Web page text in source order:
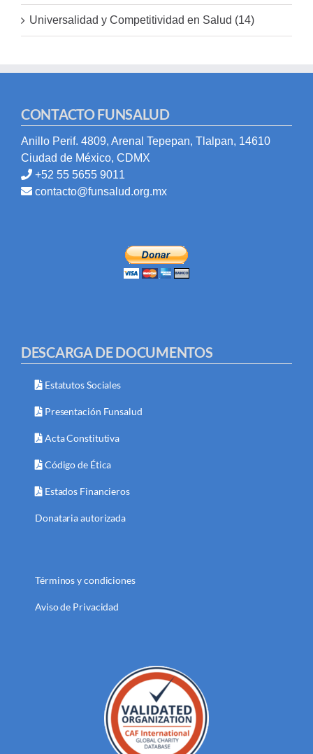
Universalidad y Competitividad en Salud (14)
CONTACTO FUNSALUD
Anillo Perif. 4809, Arenal Tepepan, Tlalpan, 14610
Ciudad de México, CDMX
+52 55 5655 9011
contacto@funsalud.org.mx
DESCARGA DE DOCUMENTOS
Estatutos Sociales
Presentación Funsalud
Acta Constitutiva
Código de Ética
Estados Financieros
Donataria autorizada
Términos y condiciones
Aviso de Privacidad